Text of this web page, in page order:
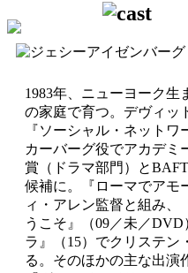
1983年、ニューヨーク生
の家庭で育つ。デヴィッ
『ソーシャル・ネット
カーバーグ役でアカデミ
賞（ドラマ部門）と
候補に。『ローマでアモ
ィ・アレン監督と組み、
うこそ』（09／未／
ラ』（15）でクリステン
る。そのほかの主な出演